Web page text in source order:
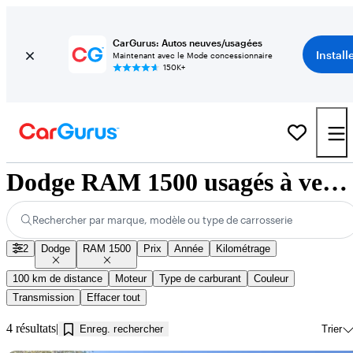
CarGurus: Autos neuves/usagées
Maintenant avec le Mode concessionnaire
150K+
Dodge RAM 1500 usagés à vendre près de Innisfil, ON
Rechercher par marque, modèle ou type de carrosserie
2 Dodge RAM 1500 Prix Année Kilométrage
100 km de distance Moteur Type de carburant
Couleur
Transmission
Effacer tout
4 résultats Enreg. rechercher Trier